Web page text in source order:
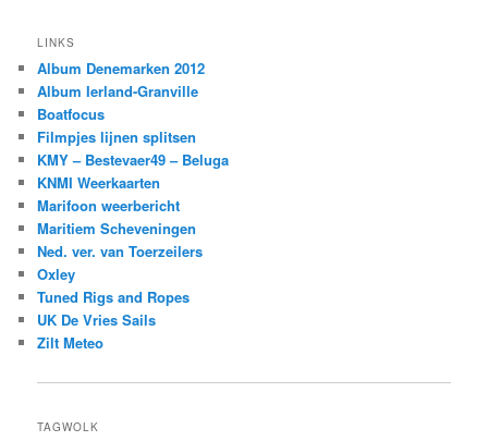
LINKS
Album Denemarken 2012
Album Ierland-Granville
Boatfocus
Filmpjes lijnen splitsen
KMY – Bestevaer49 – Beluga
KNMI Weerkaarten
Marifoon weerbericht
Maritiem Scheveningen
Ned. ver. van Toerzeilers
Oxley
Tuned Rigs and Ropes
UK De Vries Sails
Zilt Meteo
TAGWOLK